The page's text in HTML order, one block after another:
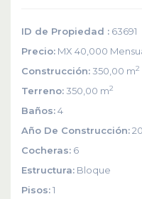
ID de Propiedad : 63691
Precio: MX 40,000
Construcción:350,00 m2
Terreno:350,00 m2
Baños:4
Año De Construcción:
Cocheras: 6
Estructura: Bloque
Pisos:1